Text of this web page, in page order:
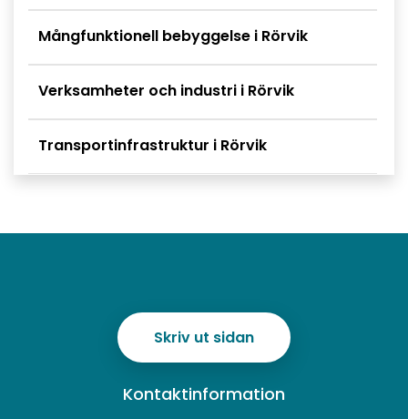
Mångfunktionell bebyggelse i Rörvik
Verksamheter och industri i Rörvik
Transportinfrastruktur i Rörvik
Skriv ut sidan
Kontaktinformation